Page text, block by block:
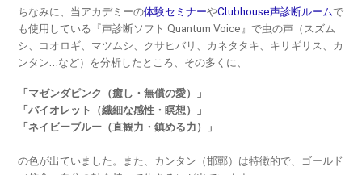
ちなみに、当アカデミーの体験セミナーやClubhouse声診断ルームで
も使用している『声診断ソフト Quantum Voice』で虫の声（スズム
シ、コオロギ、マツムシ、クサヒバリ、カネタタキ、キリギリス、カ
ンタン…など）を分析したところ、その多くに、
「マゼンダピンク（癒し・無償の愛）」
「バイオレット（繊細な感性・瞑想）」
「ネイビーブルー（直観力・鎮める力）」
の色が出ていました。また、カンタン（邯鄲）は特徴的で、ゴールド